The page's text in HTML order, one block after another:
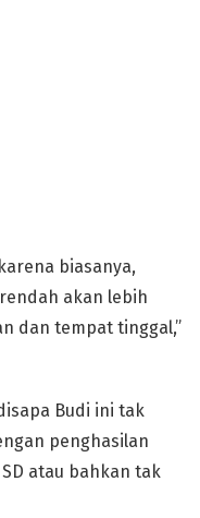
biasanya,
akan lebih
dan tempat tinggal,”
Budi ini tak
penghasilan
atau bahkan tak